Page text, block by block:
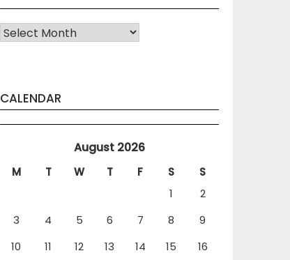
Arhiva
CALENDAR
August 2026
M T W T F S
S
1
2
3
4 5 6 7 8
9
10
11 12 13 14 15
16